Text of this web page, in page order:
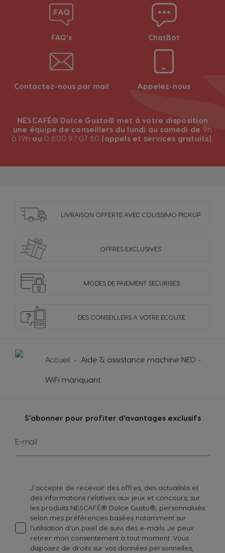
FAQ's ChatBot
Contactez-nous par mail Appelez-nous
NESCAFÉ® Dolce Gusto® met à votre disposition
une équipe de conseillers du lundi au samedi de 9h
à 19h au 0 800 97 07 80 (appels et services gratuits).
LIVRAISON OFFERTE AVEC COLISSIMO PICKUP
OFFRES EXCLUSIVES
MODES DE PAIEMENTSECURISES
DES CONSEILLERSA VOTRE ECOUTE
Accueil Aide & assistance machine NEO -
WiFi manquant
S’abonner pour profiter d’avantages exclusifs
Inscription
à
notre
E-mail
J'accepte de recevoir des offres, des actualités et
des informations relatives aux jeux et concours, sur
les produits NESCAFÉ® Dolce Gusto®, personnalisés
selon mes préférences basées notamment sur
l'utilisation d'un pixel de suivi des e-mails. Je peux
retirer mon consentement à tout moment. Vous
disposez de droits sur vos données personnelles,